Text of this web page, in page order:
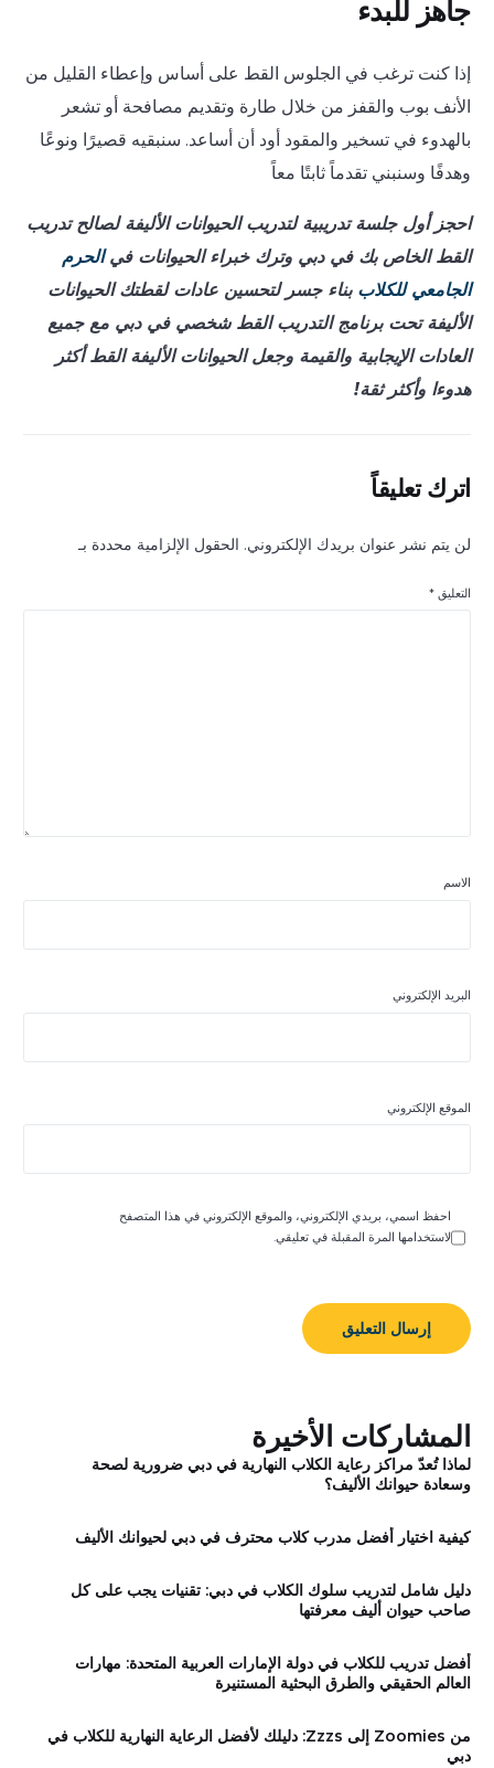
جاهز للبدء
إذا كنت ترغب في الجلوس القط على أساس وإعطاء القليل من
الأنف بوب والقفز من خلال طارة وتقديم مصافحة أو تشعر
بالهدوء في تسخير والمقود أود أن أساعد. سنبقيه قصيرًا ونوعًا
وهدفًا وسنبني تقدماً ثابتًا معاً
احجز أول جلسة تدريبية لتدريب الحيوانات الأليفة لصالح تدريب
القط الخاص بك في دبي وترك خبراء الحيوانات فيالحرم
الجامعي للكلاب بناء جسر لتحسين عادات لقطتك الحيوانات
الأليفة تحت برنامج التدريب القط شخصي في دبي مع جميع
العادات الإيجابية والقيمة وجعل الحيوانات الأليفة القط أكثر
هدوءا وأكثر ثقة!
اترك تعليقاً
لن يتم نشر عنوان بريدك الإلكتروني. الحقول الإلزامية محددة بـ
التعليق*
الاسم
البريد الإلكتروني
الموقع الإلكتروني
احفظ اسمي، بريدي الإلكتروني، والموقع الإلكتروني في هذا المتصفح
لاستخدامها المرة المقبلة في تعليقي.
لماذا تُعدّ مراكز رعاية الكلاب النهارية في دبي ضرورية لصحة
وسعادة حيوانك الأليف؟
كيفية اختيار أفضل مدرب كلاب محترف في دبي لحيوانك الأليف
دليل شامل لتدريب سلوك الكلاب في دبي: تقنيات يجب على كل
صاحب حيوان أليف معرفتها
أفضل تدريب للكلاب في دولة الإمارات العربية المتحدة: مهارات
العالم الحقيقي والطرق البحثية المستنيرة
من Zoomies إلى Zzzs: دليلك لأفضل الرعاية النهارية للكلاب في
دبي